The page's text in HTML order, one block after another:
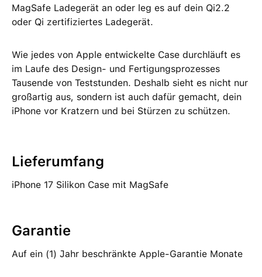
MagSafe Ladegerät an oder leg es auf dein Qi2.2
oder Qi zertifiziertes Ladegerät.
Wie jedes von Apple entwickelte Case durchläuft es
im Laufe des Design‑ und Fertigungs­prozesses
Tausende von Teststunden. Deshalb sieht es nicht nur
großartig aus, sondern ist auch dafür gemacht, dein
iPhone vor Kratzern und bei Stürzen zu schützen.
Lieferumfang
iPhone 17 Silikon Case mit MagSafe
Garantie
Auf ein (1) Jahr beschränkte Apple-Garantie Monate